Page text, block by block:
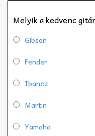
Melyik a kedvenc
Gibson
Fender
Ibanez
Martin
Yamaha